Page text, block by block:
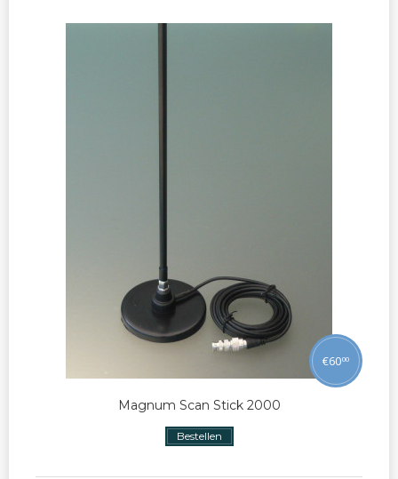
Magnum Scan Stick 2000
€6000
Bestellen